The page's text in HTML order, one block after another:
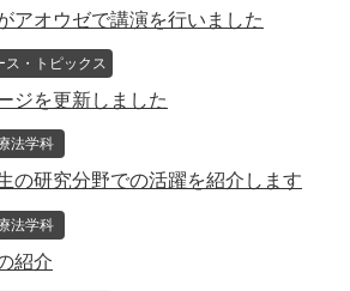
アオウゼで講演を行いました
7月29日
ス・トピックス
ジを更新しました
月29日
法学科
の研究分野での活躍を紹介します
月29日
法学科
紹介